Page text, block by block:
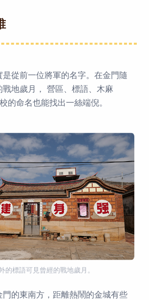
是從前一位將軍的名字。在金門隨
戰地歲月， 營區、標語、木麻
的命名也能找出一絲端倪。
的標語可見曾經的戰地歲月。
門的東南方，距離熱鬧的金城有些